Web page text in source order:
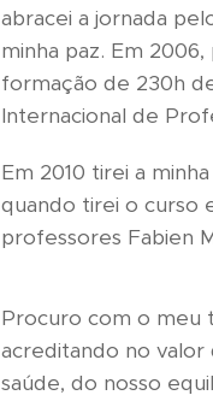
abracei a jornada
minha paz. Em
formação de 230h
Internacional de
Em 2010 tirei a
quando tirei o curso
professores Fabien
Procuro com o meu
acreditando no valor
saúde, do nosso